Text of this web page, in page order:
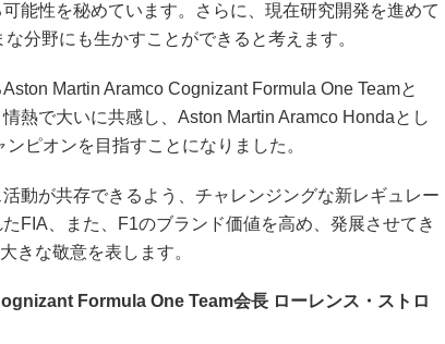
能性を秘めています。さらに、現在研究開発を進めて
分野にも生かすことができると考えます。
Martin Aramco Cognizant Formula One Teamと
熱で大いに共感し、Aston Martin Aramco Hondaとし
ピオンを目指すことになりました。
動が共存できるよう、チャレンジングな新レギュレー
FIA、また、F1のブランド価値を高め、発展させてき
きな敬意を表します。
Formula One Team会長 ローレンス・ストロ